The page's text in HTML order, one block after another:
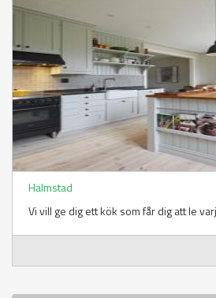
Halmstad
Vi vill ge dig ett kök som får dig att le